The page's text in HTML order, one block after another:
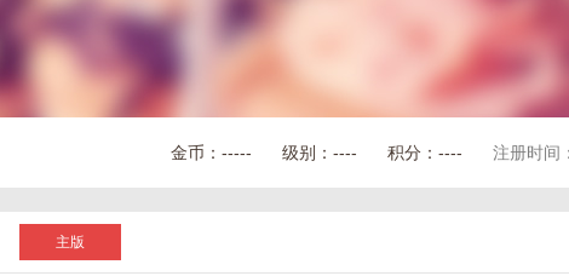
金币： ----- 级别： ---- 积分： ---- 注册时间：
主版